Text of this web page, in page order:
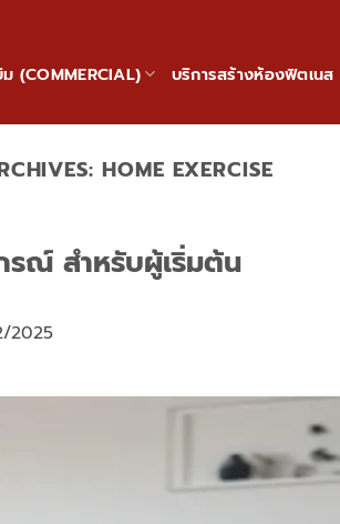
(COMMERCIAL) บริการสร้างห้องฟิตเนส
HOME EXERCISE
รณ์ สำหรับผู้เริ่มต้น
2025